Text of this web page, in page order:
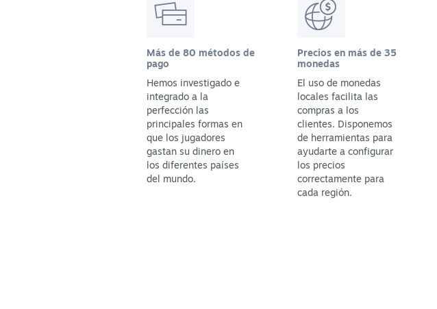
Más de 80 métodos de
pago
Hemos investigado e
integrado a la
perfección las
principales formas en
que los jugadores
gastan su dinero en
los diferentes países
del mundo.
Precios en más de 35
monedas
El uso de monedas
locales facilita las
compras a los
clientes. Disponemos
de herramientas para
ayudarte a configurar
los precios
correctamente para
cada región.